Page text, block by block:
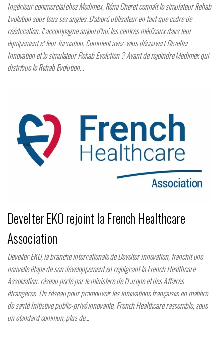
Ingénieur commercial chez Medimex, Rémi Cheret connaît le simulateur Rehab
Evolution sous tous ses angles. D’abord utilisateur en tant que cadre de
rééducation, il accompagne aujourd’hui les centres médicaux dans leur
équipement et leur formation. Comment avez-vous découvert Develter
Innovation et le simulateur Rehab Evolution ? Avant de rejoindre Medimex qui
distribue le Rehab Evolution…
Develter EKO rejoint la French Healthcare
Association
Develter EKO, la branche internationale de Develter Innovation, franchit une
nouvelle étape de son développement en rejoignant la French Healthcare
Association, réseau porté par le ministère de l’Europe et des Affaires
étrangères. Un réseau pour promouvoir les innovations françaises en matière
de santé Initiative public-privé innovante, French Healthcare rassemble, sous
un étendard commun, plus de…